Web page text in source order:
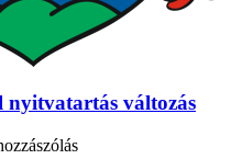
nyitvatartás változás